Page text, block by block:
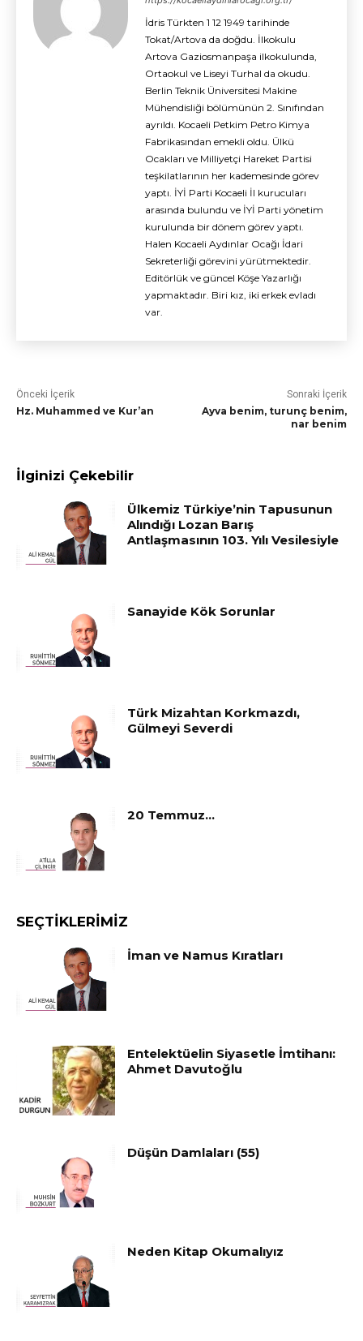
İdris Türkten 1 12 1949 tarihinde
Tokat/Artova da doğdu. İlkokulu
Artova Gaziosmanpaşa ilkokulunda,
Ortaokul ve Liseyi Turhal da okudu.
Berlin Teknik Üniversitesi Makine
Mühendisliği bölümünün 2. Sınıfından
ayrıldı. Kocaeli Petkim Petro Kimya
Fabrikasından emekli oldu. Ülkü
Ocakları ve Milliyetçi Hareket Partisi
teşkilatlarının her kademesinde görev
yaptı. İYİ Parti Kocaeli İl kurucuları
arasında bulundu ve İYİ Parti yönetim
kurulunda bir dönem görev yaptı.
Halen Kocaeli Aydınlar Ocağı İdari
Sekreterliği görevini yürütmektedir.
Editörlük ve güncel Köşe Yazarlığı
yapmaktadır. Biri kız, iki erkek evladı
var.
Önceki İçerik
Hz. Muhammed ve Kur’an
Sonraki İçerik
Ayva benim, turunç benim,
nar benim
İlginizi Çekebilir
Ülkemiz Türkiye’nin Tapusunun
Alındığı Lozan Barış
Antlaşmasının 103. Yılı Vesilesiyle
Sanayide Kök Sorunlar
Türk Mizahtan Korkmazdı,
Gülmeyi Severdi
20 Temmuz…
SEÇTIKLERIMIZ
İman ve Namus Kıratları
Entelektüelin Siyasetle İmtihanı:
Ahmet Davutoğlu
Düşün Damlaları (55)
Neden Kitap Okumalıyız